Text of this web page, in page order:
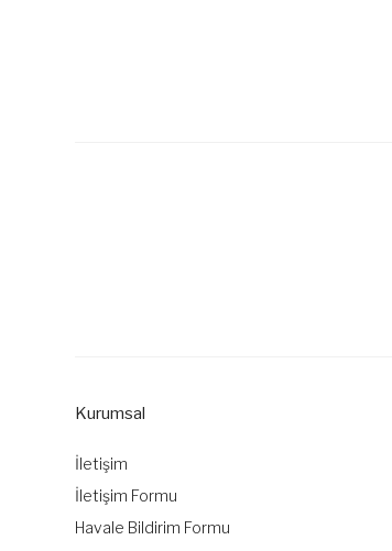
Ürün bilgilerinde hatalar bulunuyor.
Bu ürüne benzer farklı alternatifler olmalı.
Kurumsal
İletişim
İletişim Formu
Havale Bildirim Formu